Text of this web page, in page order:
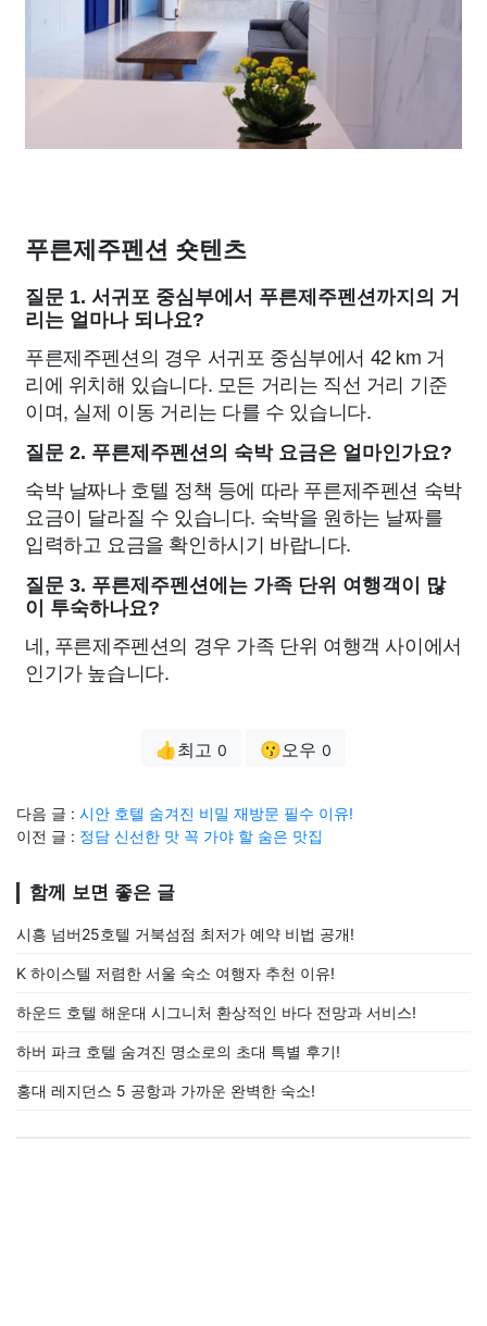
푸른제주펜션 숏텐츠
질문 1. 서귀포 중심부에서 푸른제주펜션까지의 거
리는 얼마나 되나요?
푸른제주펜션의 경우 서귀포 중심부에서 42 km 거
리에 위치해 있습니다. 모든 거리는 직선 거리 기준
이며, 실제 이동 거리는 다를 수 있습니다.
질문 2. 푸른제주펜션의 숙박 요금은 얼마인가요?
숙박 날짜나 호텔 정책 등에 따라 푸른제주펜션 숙박
요금이 달라질 수 있습니다. 숙박을 원하는 날짜를
입력하고 요금을 확인하시기 바랍니다.
질문 3. 푸른제주펜션에는 가족 단위 여행객이 많
이 투숙하나요?
네, 푸른제주펜션의 경우 가족 단위 여행객 사이에서
인기가 높습니다.
👍최고 0 😗오우 0
다음 글 : 시안 호텔 숨겨진 비밀 재방문 필수 이유!
이전 글 : 정담 신선한 맛 꼭 가야 할 숨은 맛집
함께 보면 좋은 글
시흥 넘버25호텔 거북섬점 최저가 예약 비법 공개!
K 하이스텔 저렴한 서울 숙소 여행자 추천 이유!
하운드 호텔 해운대 시그니처 환상적인 바다 전망과 서비스!
하버 파크 호텔 숨겨진 명소로의 초대 특별 후기!
홍대 레지던스 5 공항과 가까운 완벽한 숙소!